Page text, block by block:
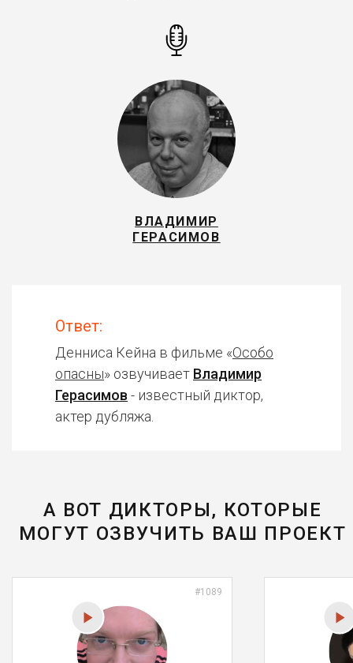
ВЛАДИМИР
ГЕРАСИМОВ
Ответ:
Денниса Кейна в фильме «Особо
опасны» озвучивает Владимир
Герасимов - известный диктор,
актер дубляжа.
А ВОТ ДИКТОРЫ, КОТОРЫЕ
МОГУТ ОЗВУЧИТЬ ВАШ ПРОЕКТ
#1089